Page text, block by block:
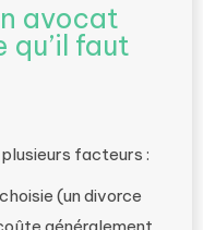
avocat
qu’il faut
facteurs :
choisie (un divorce